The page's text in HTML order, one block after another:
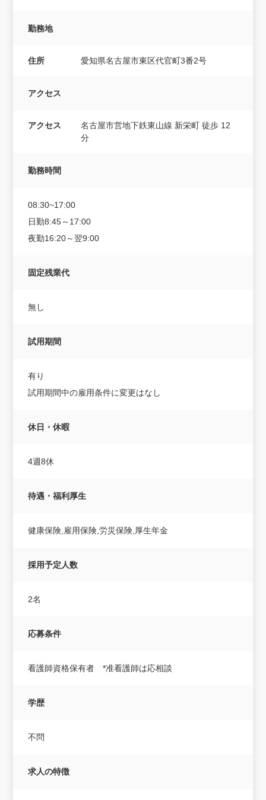
勤務地
住所 愛知県名古屋市東区代官町3番2号
アクセス
アクセス
名古屋市営地下鉄東山線 新栄町 徒歩 12
分
勤務時間
08:30~17:00
日勤8:45～17:00
夜勤16:20～翌9:00
固定残業代
無し
試用期間
有り
試用期間中の雇用条件に変更はなし
休日・休暇
4週8休
待遇・福利厚生
健康保険,雇用保険,労災保険,厚生年金
採用予定人数
2名
応募条件
看護師資格保有者 *准看護師は応相談
学歴
不問
求人の特徴